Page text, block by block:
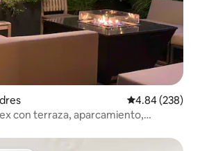
Calificación
4.84 (238)
con terraza, aparcamiento,